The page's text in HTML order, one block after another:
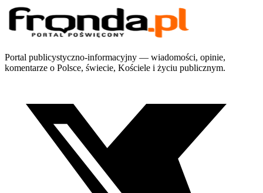
Portal publicystyczno-informacyjny — wiadomości, opinie,
komentarze o Polsce, świecie, Kościele i życiu publicznym.